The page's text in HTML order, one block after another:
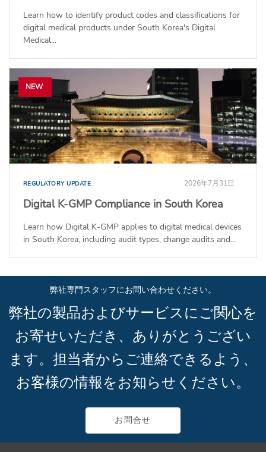
Learn how to identify product codes and classifications for
digital medical products under South Korea's Digital
Medical...
NEW
REGULATORY UPDATE 2026年7月31日
Digital K-GMP Compliance in South Korea
Learn how Digital K-GMP applies to digital medical devices
in South Korea, including audit types, change audits and...
弊社専門スタッフにお問い合わせください。
弊社の製品およびサービスにご関心を
お寄せいただき、ありがとうござい
ます。担当者からご連絡できるよう、
お客様の情報をお知らせください。
お問合せ